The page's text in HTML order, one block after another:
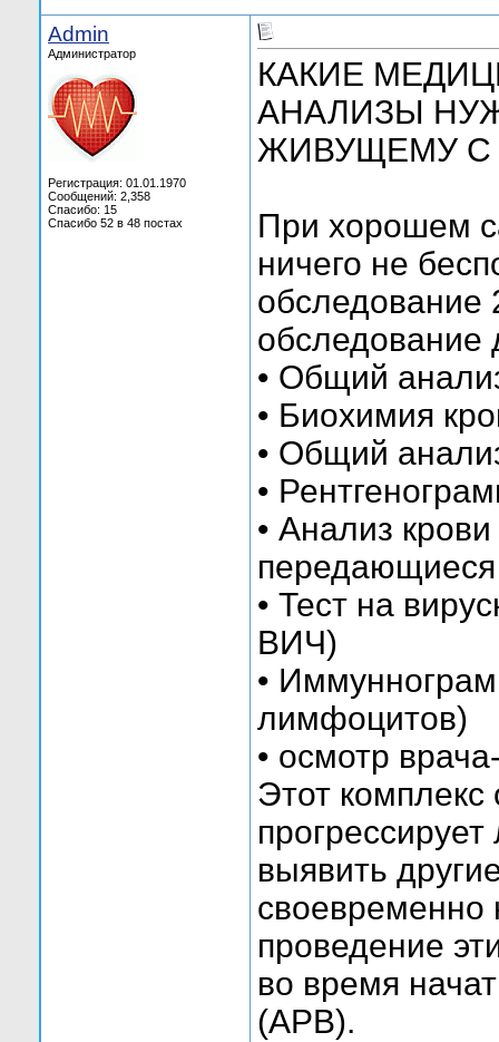
Admin
Администратор
Регистрация: 01.01.1970
Сообщений: 2,358
Спасибо: 15
Спасибо 52 в 48 постах
КАКИЕ
АНАЛИЗЫ
ЖИВУЩЕМУ С
При хорошем
ничего не
обследование
обследование
• Общий
• Биохимия
• Общий
•
• Анализ
• Тест на
ВИЧ)
•
лимфоцитов)
• осмотр
Этот комплекс
выявить
своевременно
проведение
во время
(АРВ).